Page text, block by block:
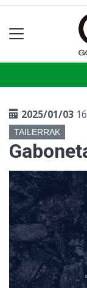
2025/01/03
TAILERRAK